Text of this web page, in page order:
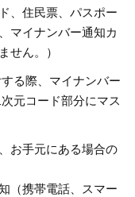
、住民票、パスポー
マイナンバー通知カ
せん。）
る際、マイナンバー
元コード部分にマス
お手元にある場合の
（携帯電話、スマー